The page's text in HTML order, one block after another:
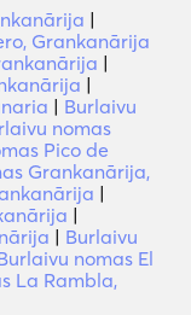
|
Grankanārija
|
|
| Burlaivu
nomas
Pico de
Grankanārija,
|
|
| Burlaivu
nomas El
La Rambla,